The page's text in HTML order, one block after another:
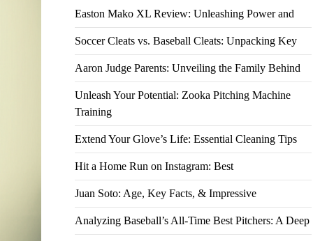
Easton Mako XL Review: Unleashing Power and
Soccer Cleats vs. Baseball Cleats: Unpacking Key
Aaron Judge Parents: Unveiling the Family Behind
Unleash Your Potential: Zooka Pitching Machine
Training
Extend Your Glove’s Life: Essential Cleaning Tips
Hit a Home Run on Instagram: Best
Juan Soto: Age, Key Facts, & Impressive
Analyzing Baseball’s All-Time Best Pitchers: A Deep